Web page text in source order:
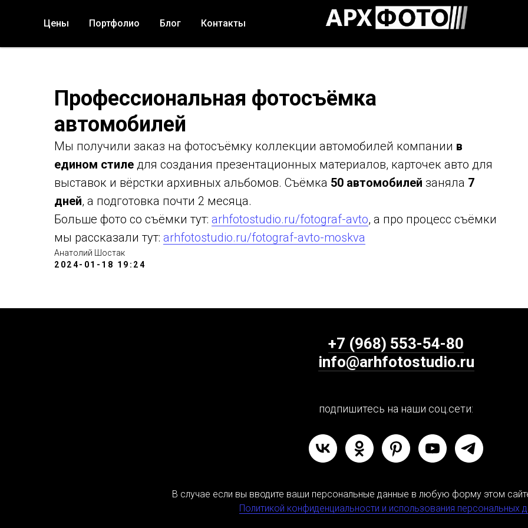
Цены Портфолио Блог Контакты
Профессиональная фотосъёмка
автомобилей
Мы получили заказ на фотосъёмку коллекции автомобилей компании в
едином стиле для создания презентационных материалов, карточек авто для
выставок и вёрстки архивных альбомов. Съёмка 50 автомобилей заняла 7
дней, а подготовка почти 2 месяца.
Больше фото со съёмки тут: arhfotostudio.ru/fotograf-avto, а про процесс съёмки
мы рассказали тут: arhfotostudio.ru/fotograf-avto-moskva
Анатолий Шостак
2024-01-18 19:24
+7 (968) 553-54-80
info@arhfotostudio.ru
подпишитесь на наши соц.сети:
В случае если вы вводите ваши персональные данные в любую форму этом
Политикой конфиденциальности и использования персональных